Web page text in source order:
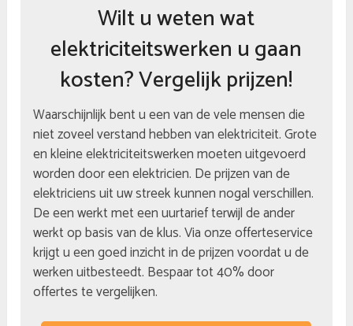
Wilt u weten wat
elektriciteitswerken u gaan
kosten? Vergelijk prijzen!
Waarschijnlijk bent u een van de vele mensen die
niet zoveel verstand hebben van elektriciteit. Grote
en kleine elektriciteitswerken moeten uitgevoerd
worden door een elektricien. De prijzen van de
elektriciens uit uw streek kunnen nogal verschillen.
De een werkt met een uurtarief terwijl de ander
werkt op basis van de klus. Via onze offerteservice
krijgt u een goed inzicht in de prijzen voordat u de
werken uitbesteedt. Bespaar tot 40% door
offertes te vergelijken.